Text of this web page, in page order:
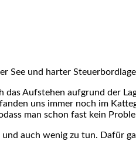
See und harter
das Aufstehen aufgrund der
uns immer noch im
man schon fast kein
auch wenig zu tun. Dafür